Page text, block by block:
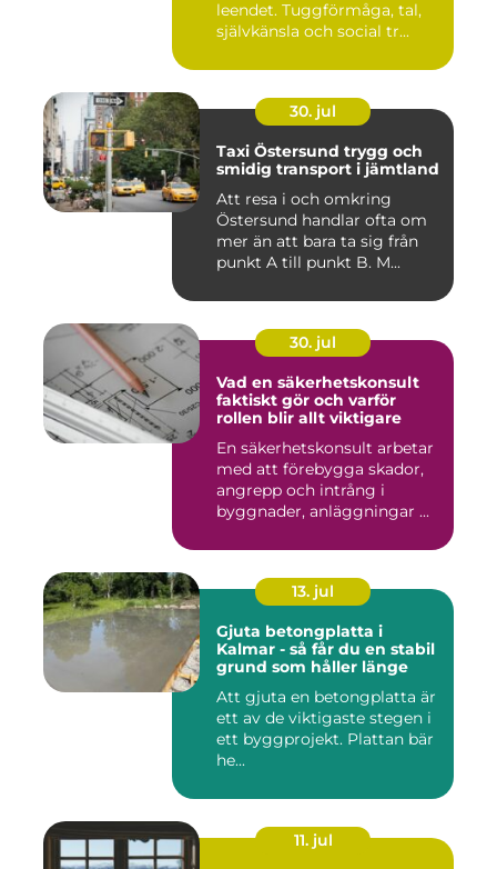
leendet. Tuggförmåga, tal,
självkänsla och social tr...
30. jul
Taxi Östersund trygg och
smidig transport i jämtland
Att resa i och omkring
Östersund handlar ofta om
mer än att bara ta sig från
punkt A till punkt B. M...
30. jul
Vad en säkerhetskonsult
faktiskt gör och varför
rollen blir allt viktigare
En säkerhetskonsult arbetar
med att förebygga skador,
angrepp och intrång i
byggnader, anläggningar ...
13. jul
Gjuta betongplatta i
Kalmar - så får du en stabil
grund som håller länge
Att gjuta en betongplatta är
ett av de viktigaste stegen i
ett byggprojekt. Plattan bär
he...
11. jul